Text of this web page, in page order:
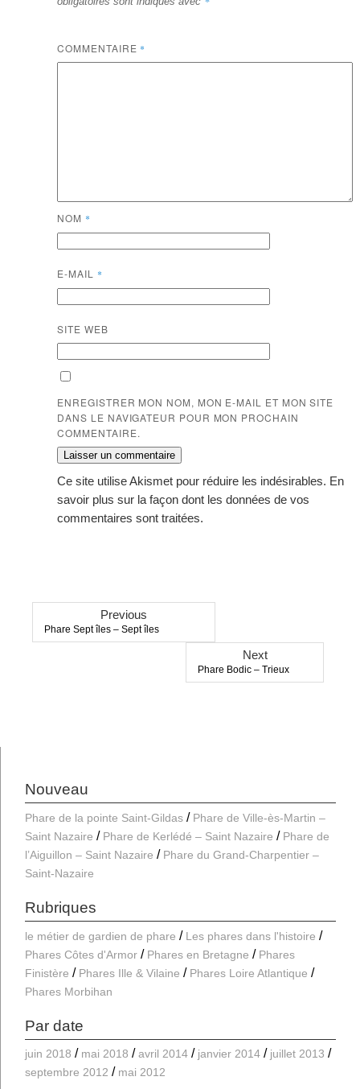
COMMENTAIRE *
NOM *
E-MAIL *
SITE WEB
ENREGISTRER MON NOM, MON E-MAIL ET MON SITE
DANS LE NAVIGATEUR POUR MON PROCHAIN
COMMENTAIRE.
Ce site utilise Akismet pour réduire les indésirables. En
savoir plus sur la façon dont les données de vos
commentaires sont traitées.
Previous
Phare Sept îles – Sept îles
Next
Phare Bodic – Trieux
Nouveau
Phare de la pointe Saint-Gildas
Phare de Ville-ès-Martin –
Saint Nazaire
Phare de Kerlédé – Saint Nazaire
Phare de
l’Aiguillon – Saint Nazaire
Phare du Grand-Charpentier –
Saint-Nazaire
Rubriques
le métier de gardien de phare
Les phares dans l'histoire
Phares Côtes d'Armor
Phares en Bretagne
Phares
Finistère
Phares Ille & Vilaine
Phares Loire Atlantique
Phares Morbihan
Par date
juin 2018 mai 2018 avril 2014 janvier 2014
juillet 2013
septembre 2012
mai 2012